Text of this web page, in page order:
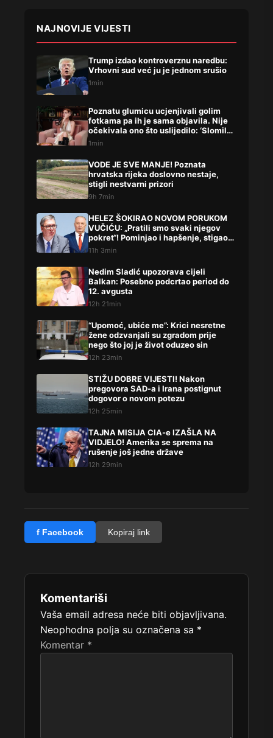
NAJNOVIJE VIJESTI
Trump izdao kontroverznu naredbu:
Vrhovni sud već ju je jednom srušio
1min
Poznatu glumicu ucjenjivali golim
fotkama pa ih je sama objavila. Nije
očekivala ono što uslijedilo: ‘Slomilo
me‘
1min
VODE JE SVE MANJE! Poznata
hrvatska rijeka doslovno nestaje,
stigli nestvarni prizori
9h 7min
HELEZ ŠOKIRAO NOVOM PORUKOM
VUČIĆU: „Pratili smo svaki njegov
pokret“! Pominjao i hapšenje, stigao
žestok odgovor Brnabićeve
11h 3min
Nedim Sladić upozorava cijeli
Balkan: Posebno podcrtao period do
12. avgusta
12h 21min
“Upomoć, ubiće me”: Krici nesretne
žene odzvanjali su zgradom prije
nego što joj je život oduzeo sin
12h 23min
STIŽU DOBRE VIJESTI! Nakon
pregovora SAD-a i Irana postignut
dogovor o novom potezu
12h 25min
TAJNA MISIJA CIA-e IZAŠLA NA
VIDJELO! Amerika se sprema na
rušenje još jedne države
12h 29min
f Facebook Kopiraj link
Komentariši
Vaša email adresa neće biti objavljivana.
Neophodna polja su označena sa *
Komentar *